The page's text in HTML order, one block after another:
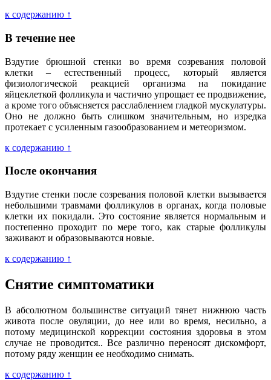
к содержанию ↑
В течение нее
Вздутие брюшной стенки во время созревания половой
клетки – естественный процесс, который является
физиологической реакцией организма на покидание
яйцеклеткой фолликула и частично упрощает ее продвижение,
а кроме того объясняется расслаблением гладкой мускулатуры.
Оно не должно быть слишком значительным, но изредка
протекает с усиленным газообразованием и метеоризмом.
к содержанию ↑
После окончания
Вздутие стенки после созревания половой клетки вызывается
небольшими травмами фолликулов в органах, когда половые
клетки их покидали. Это состояние является нормальным и
постепенно проходит по мере того, как старые фолликулы
заживают и образовываются новые.
к содержанию ↑
Снятие симптоматики
В абсолютном большинстве ситуаций тянет нижнюю часть
живота после овуляции, до нее или во время, несильно, а
потому медицинской коррекции состояния здоровья в этом
случае не проводится.. Все различно переносят дискомфорт,
потому ряду женщин ее необходимо снимать.
к содержанию ↑